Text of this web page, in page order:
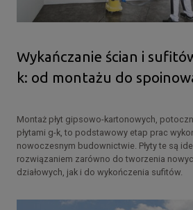
Wykańczanie ścian i
k: od montażu do
Montaż płyt gipsowo-kartonowych,
płytami g-k, to podstawowy etap prac
nowoczesnym budownictwie. Płyty te są
rozwiązaniem zarówno do tworzenia
działowych, jak i do wykończenia sufitów.